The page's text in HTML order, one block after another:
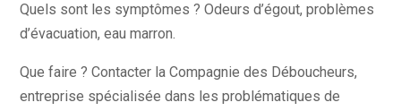
Quels sont les symptômes ? Odeurs d’égout, problèmes
d’évacuation, eau marron.
Que faire ? Contacter la Compagnie des Déboucheurs,
entreprise spécialisée dans les problématiques de